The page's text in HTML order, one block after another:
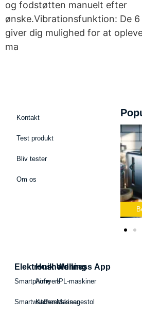
og fodstøtten manuelt efter
ønske.Vibrationsfunktion: De
giver dig mulighed for at
ma
Kontakt
Test produkt
Bliv tester
Om os
Elektronik
Smartphone
Smartwatches
Husholdning
Airfryers
Kaffemaskiner
Wellness App
IPL-maskiner
Massagestol